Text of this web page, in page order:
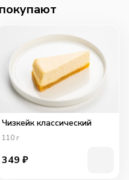
Чизкейк классический
110 г
349 ₽